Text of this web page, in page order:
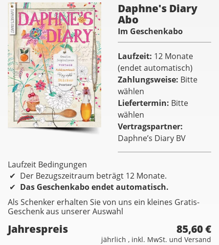
Daphne's Diary
Abo
Im Geschenkabo
Laufzeit 12 Monate
(endet automatisch)
Zahlungsweise Bitte
wählen
Liefertermin Bitte
wählen
Vertragspartner
Daphne’s Diary BV
Laufzeit Bedingungen
Der Bezugszeitraum beträgt 12 Monate.
Das Geschenkabo endet automatisch.
Als Schenker erhalten Sie von uns ein kleines Gratis-
Geschenk aus unserer Auswahl
Jahrespreis 85,60 €
jährlich , inkl. MwSt. und Versand